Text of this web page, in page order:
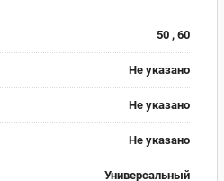
50 , 60
Не указано
Не указано
Не указано
Универсальный